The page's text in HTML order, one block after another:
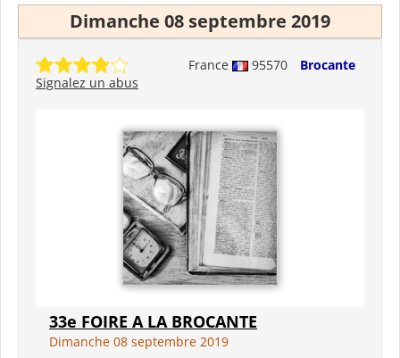
Dimanche 08 septembre 2019
France 95570
Brocante
Signalez un abus
33e FOIRE A LA BROCANTE
Dimanche 08 septembre 2019